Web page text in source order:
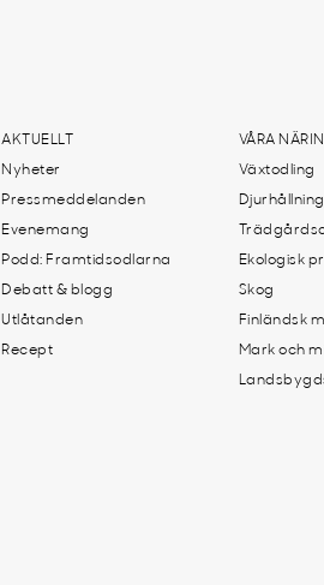
AKTUELLT
Nyheter
Pressmeddelanden
Evenemang
Podd: Framtidsodlarna
Debatt & blogg
Utlåtanden
Recept
VÅRA
Växtodling
Djurhållning
Ekologisk
Skog
Finländsk
Mark och